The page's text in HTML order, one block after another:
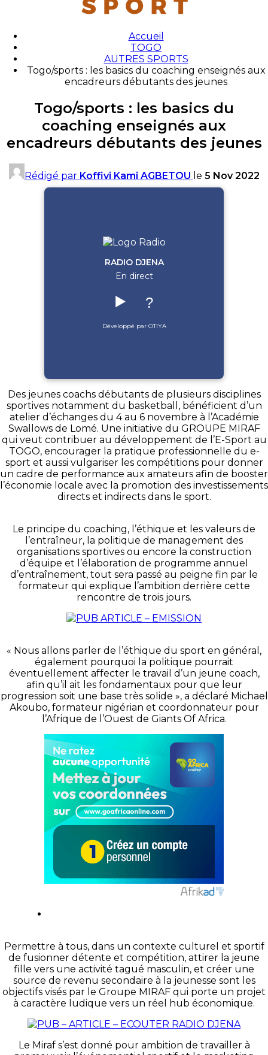
Accueil
TOGO
AUTRES SPORTS
Togo/sports : les basics du coaching enseignés aux
encadreurs débutants des jeunes
Togo/sports : les basics du
coaching enseignés aux
encadreurs débutants des jeunes
Rédigé par Koffivi Kami AGBETOU le 5 Nov 2022
RADIO DJENA
En direct
▶️ ?
Développé par OTIYA
Des jeunes coachs débutants de plusieurs disciplines
sportives notamment du basketball, bénéficient d’un
atelier d’échanges du 4 au 6 novembre à l’Académie
Swallows de Lomé. Une initiative du GROUPE MIRAF
qui veut contribuer au développement de l’E-Sport au
TOGO, encourager la pratique professionnelle du e-
sport et aussi vulgariser les compétitions pour donner
un cadre de performance aux amateurs afin de booster
l’économie locale avec la promotion des investissements
directs et indirects dans le sport.
Le principe du coaching, l’éthique et les valeurs de
l’entraîneur, la politique de management des
organisations sportives ou encore la construction
d’équipe et l’élaboration de programme annuel
d’entraînement, tout sera passé au peigne fin par le
formateur qui explique l’ambition derrière cette
rencontre de trois jours.
« Nous allons parler de l’éthique du sport en général,
également pourquoi la politique pourrait
éventuellement affecter le travail d’un jeune coach,
afin qu’il ait les fondamentaux pour que leur
progression soit une base très solide », a déclaré Michael
Akoubo, formateur nigérian et coordonnateur pour
l’Afrique de l’Ouest de Giants Of Africa.
Permettre à tous, dans un contexte culturel et sportif
de fusionner détente et compétition, attirer la jeune
fille vers une activité tagué masculin, et créer une
source de revenu secondaire à la jeunesse sont les
objectifs visés par le Groupe MIRAF qui porte un projet
à caractère ludique vers un réel hub économique.
Le Miraf s’est donné pour ambition de travailler à